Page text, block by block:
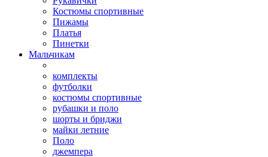
Костюмы спортивные
Пижамы
Платья
Пинетки
Мальчикам
комплекты
футболки
костюмы спортивные
рубашки и поло
шорты и бриджи
майки летние
Поло
джемпера